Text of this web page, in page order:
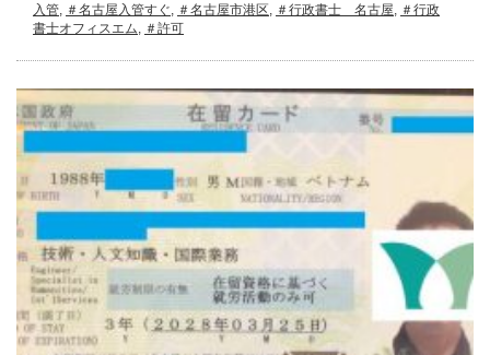
入管
＃名古屋入管すぐ ＃名古屋市港区 ＃行政書士 名古屋
＃行政
書士オフィスエム
＃許可